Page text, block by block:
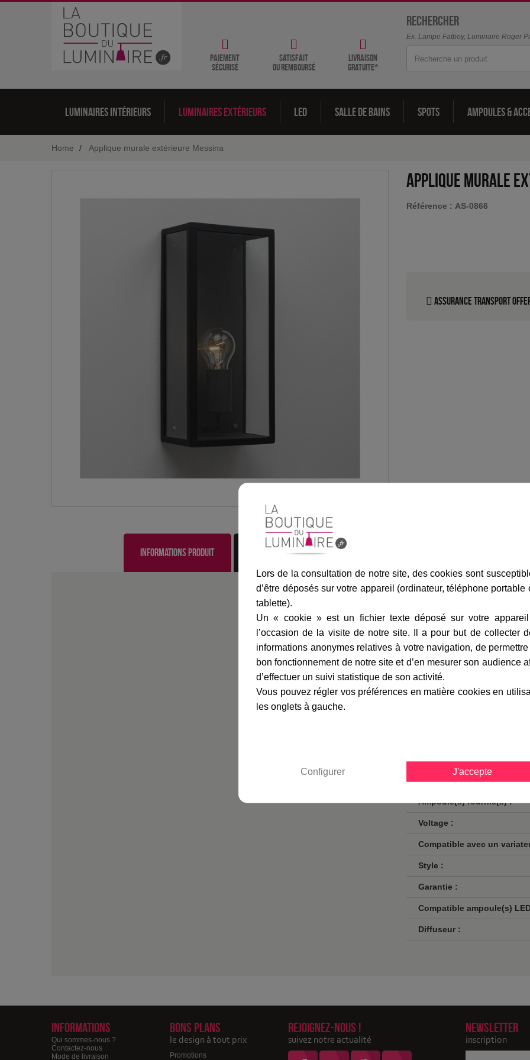
Paiement
sécurisé
satisfait
ou remboursé
livraison
gratuite*
Rechercher
Ex. Lampe Fatboy, Luminaire Roger
Luminaires intérieurs Luminaires extérieurs LED Salle de bains Spots Ampoules &
Home Applique murale extérieure Messina
Applique murale
Référence : AS-0866
Assurance transport
Informations produit marque
Largeur en cm :
Hauteur en cm :
Profondeur en cm :
Classe :
Puissance max. en Watt :
Ampoule(s) fournie(s) :
Voltage :
Compatible avec un
Style :
Garantie :
Compatible ampoule(s)
Diffuseur :
Informations
Qui sommes-nous ?
Contactez-nous
Mode de livraison
Bons plans
le design à tout prix
Promotions
Rejoignez-nous !
suivez notre actualité
Newsletter
inscription
Lors de la consultation de notre site, des cookies sont
d’être déposés sur votre appareil (ordinateur, téléphone portable
tablette).
Un « cookie » est un fichier texte déposé sur votre
l’occasion de la visite de notre site. Il a pour but de collecter
informations anonymes relatives à votre navigation, de
bon fonctionnement de notre site et d’en mesurer son audience
d’effectuer un suivi statistique de son activité.
Vous pouvez régler vos préférences en matière cookies en
les onglets à gauche.
Configurer J'accepte